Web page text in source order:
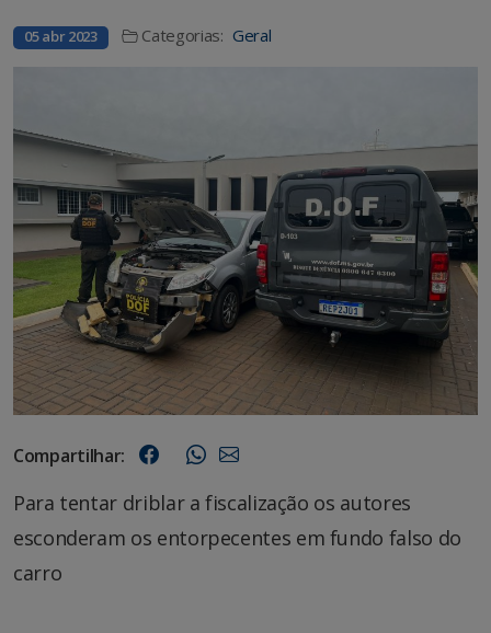
05 abr 2023 Categorias: Geral
Compartilhar:
Para tentar driblar a fiscalização os autores
esconderam os entorpecentes em fundo falso do
carro